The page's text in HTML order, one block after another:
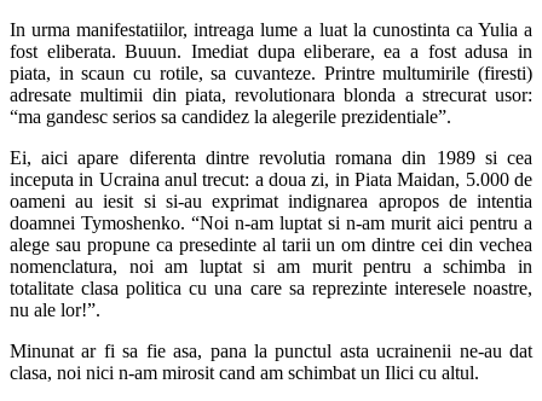
In urma manifestatiilor, intreaga lume a luat la cunostinta ca Yulia a
fost eliberata. Buuun. Imediat dupa eliberare, ea a fost adusa in
piata, in scaun cu rotile, sa cuvanteze. Printre multumirile (firesti)
adresate multimii din piata, revolutionara blonda a strecurat usor:
“ma gandesc serios sa candidez la alegerile prezidentiale”.
Ei, aici apare diferenta dintre revolutia romana din 1989 si cea
inceputa in Ucraina anul trecut: a doua zi, in Piata Maidan, 5.000 de
oameni au iesit si si-au exprimat indignarea apropos de intentia
doamnei Tymoshenko. “Noi n-am luptat si n-am murit aici pentru a
alege sau propune ca presedinte al tarii un om dintre cei din vechea
nomenclatura, noi am luptat si am murit pentru a schimba in
totalitate clasa politica cu una care sa reprezinte interesele noastre,
nu ale lor!”.
Minunat ar fi sa fie asa, pana la punctul asta ucrainenii ne-au dat
clasa, noi nici n-am mirosit cand am schimbat un Ilici cu altul.